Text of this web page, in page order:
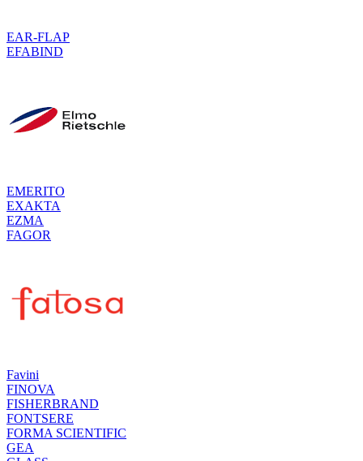
EAR-FLAP
EFABIND
EMERITO
EXAKTA
EZMA
FAGOR
Favini
FINOVA
FISHERBRAND
FONTSERE
FORMA SCIENTIFIC
GEA